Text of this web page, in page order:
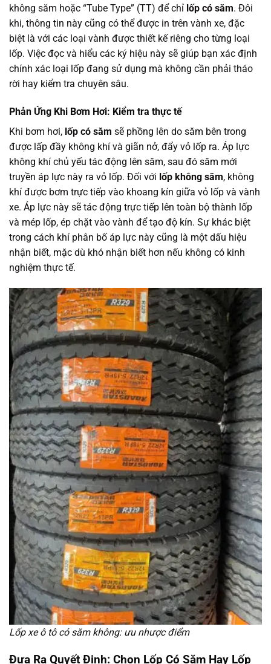
không săm hoặc “Tube Type” (TT) để chỉ lốp có săm. Đôi
khi, thông tin này cũng có thể được in trên vành xe, đặc
biệt là với các loại vành được thiết kế riêng cho từng loại
lốp. Việc đọc và hiểu các ký hiệu này sẽ giúp bạn xác định
chính xác loại lốp đang sử dụng mà không cần phải tháo
rời hay kiểm tra chuyên sâu.
Phản Ứng Khi Bơm Hơi: Kiểm tra thực tế
Khi bơm hơi, lốp có săm sẽ phồng lên do săm bên trong
được lấp đầy không khí và giãn nở, đẩy vỏ lốp ra. Áp lực
không khí chủ yếu tác động lên săm, sau đó săm mới
truyền áp lực này ra vỏ lốp. Đối với lốp không săm, không
khí được bơm trực tiếp vào khoang kín giữa vỏ lốp và vành
xe. Áp lực này sẽ tác động trực tiếp lên toàn bộ thành lốp
và mép lốp, ép chặt vào vành để tạo độ kín. Sự khác biệt
trong cách khí phân bố áp lực này cũng là một dấu hiệu
nhận biết, mặc dù khó nhận biết hơn nếu không có kinh
nghiệm thực tế.
Lốp xe ô tô có săm không: ưu nhược điểm
Đưa Ra Quyết Định: Chọn Lốp Có Săm Hay Lốp